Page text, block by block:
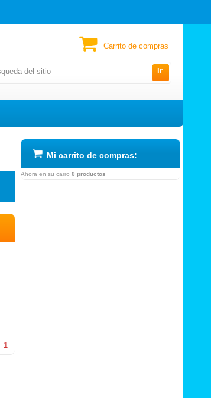
Ir
Carrito de compras
1
Mi carrito de compras:
Ahora en su carro 0 productos